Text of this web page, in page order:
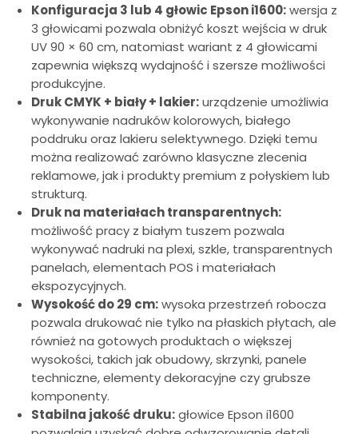
Konfiguracja 3 lub 4 głowic Epson i1600:wersja z
3 głowicami pozwala obniżyć koszt wejścia w druk
UV 90 × 60 cm, natomiast wariant z 4 głowicami
zapewnia większą wydajność i szersze możliwości
produkcyjne.
Druk CMYK + biały + lakier:urządzenie umożliwia
wykonywanie nadruków kolorowych, białego
poddruku oraz lakieru selektywnego. Dzięki temu
można realizować zarówno klasyczne zlecenia
reklamowe, jak i produkty premium z połyskiem lub
strukturą.
Druk na materiałach transparentnych:
możliwość pracy z białym tuszem pozwala
wykonywać nadruki na plexi, szkle, transparentnych
panelach, elementach POS i materiałach
ekspozycyjnych.
Wysokość do 29 cm:wysoka przestrzeń robocza
pozwala drukować nie tylko na płaskich płytach, ale
również na gotowych produktach o większej
wysokości, takich jak obudowy, skrzynki, panele
techniczne, elementy dekoracyjne czy grubsze
komponenty.
Stabilna jakość druku:głowice Epson i1600